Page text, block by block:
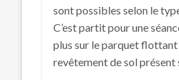
sont possibles selon le
C’est partit pour une
plus sur le parquet
revêtement de sol présent